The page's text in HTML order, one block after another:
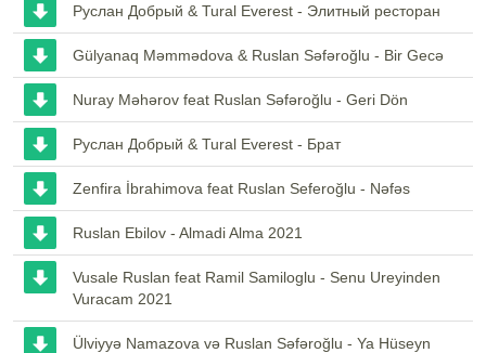
Руслан Добрый & Tural Everest - Элитный ресторан
Gülyanaq Məmmədova & Ruslan Səfəroğlu - Bir Gecə
Nuray Məhərov feat Ruslan Səfəroğlu - Geri Dön
Руслан Добрый & Tural Everest - Брат
Zenfira İbrahimova feat Ruslan Seferoğlu - Nəfəs
Ruslan Ebilov - Almadi Alma 2021
Vusale Ruslan feat Ramil Samiloglu - Senu Ureyinden
Vuracam 2021
Ülviyyə Namazova və Ruslan Səfəroğlu - Ya Hüseyn